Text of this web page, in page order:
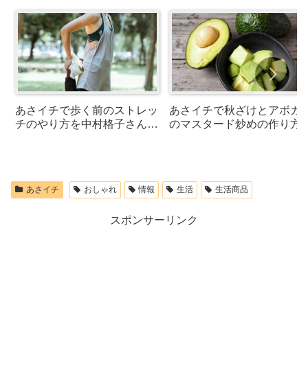
あさイチで歩く前のストレッ
チのやり方を中村格子さんが
あさイチで秋ざけとアボカ
のマスタード炒めの作り方
あさイチ おしゃれ 情報 生活 生活商品
スポンサーリンク